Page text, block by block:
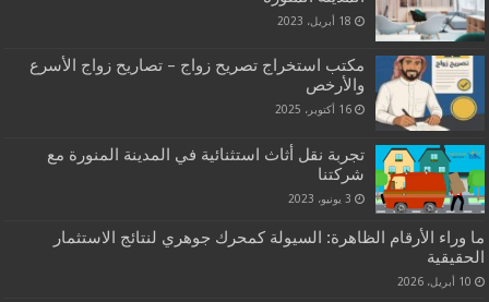
18 أبريل، 2023
مكتب استخراج تصريح زواج – تصاريح زواج الأسرع
والأرخص
16 أكتوبر، 2025
تجربة نقل أثاث استثنائية في المدينة المنورة مع
شركتنا
3 يونيو، 2023
ما وراء الأرقام الظاهرة: السيولة كمحرك جوهري لنتائج الاستثمار
الحقيقية
10 أبريل، 2026